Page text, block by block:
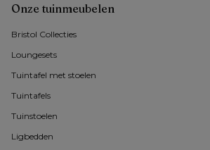
Onze tuinmeubelen
Bristol Collecties
Loungesets
Tuintafel met stoelen
Tuintafels
Tuinstoelen
Ligbedden